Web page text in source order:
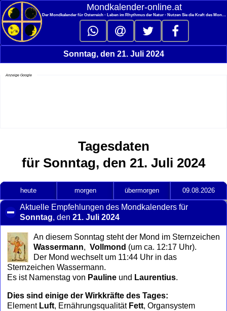
< Mondkalender‑online.at
Der Mondkalender für Österreich - Leben im Rhythmus der Natur - Nutzen Sie die Kraft des Mondes
Sonntag, den 21. Juli 2024
Anzeige Google
Tagesdaten
für Sonntag, den 21. Juli 2024
heute morgen übermorgen 09.08.2026
Aktuelle Empfehlungen des Mondkalenders für
Sonntag, den21. Juli 2024
to
collapse
contents
An diesem Sonntag steht der Mond im Sternzeichen
Wassermann, Vollmond (um ca. 12:17 Uhr).
Der Mond wechselt um 11:44 Uhr in das
Sternzeichen Wassermann.
Es ist Namenstag von Pauline und Laurentius.
Dies sind einige der Wirkkräfte des Tages:
Element Luft, Ernährungsqualität Fett, Organsystem